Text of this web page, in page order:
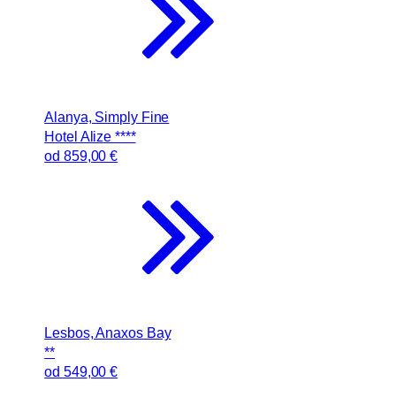
Alanya, Simply Fine
Hotel Alize ****
od 859,00 €
Lesbos, Anaxos Bay
**
od 549,00 €